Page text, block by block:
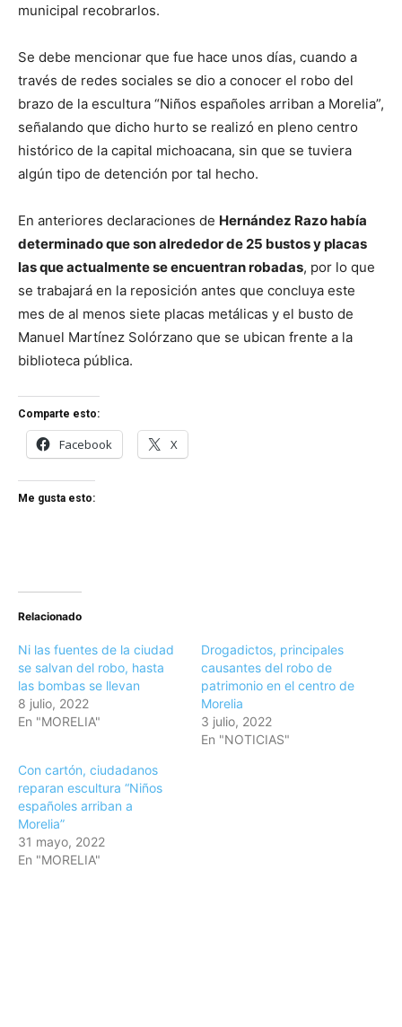
municipal recobrarlos.
Se debe mencionar que fue hace unos días, cuando a
través de redes sociales se dio a conocer el robo del
brazo de la escultura “Niños españoles arriban a Morelia”,
señalando que dicho hurto se realizó en pleno centro
histórico de la capital michoacana, sin que se tuviera
algún tipo de detención por tal hecho.
En anteriores declaraciones de Hernández Razo había
determinado que son alrededor de 25 bustos y placas
las que actualmente se encuentran robadas, por lo que
se trabajará en la reposición antes que concluya este
mes de al menos siete placas metálicas y el busto de
Manuel Martínez Solórzano que se ubican frente a la
biblioteca pública.
Comparte esto:
Facebook X
Me gusta esto:
Relacionado
Ni las fuentes de la ciudad
se salvan del robo, hasta
las bombas se llevan
8 julio, 2022
En "MORELIA"
Drogadictos, principales
causantes del robo de
patrimonio en el centro de
Morelia
3 julio, 2022
En "NOTICIAS"
Con cartón, ciudadanos
reparan escultura “Niños
españoles arriban a
Morelia”
31 mayo, 2022
En "MORELIA"